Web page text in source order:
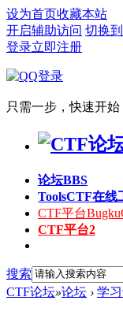
设为首页收藏本站
开启辅助访问 切换
登录立即注册
只需一步，快速开始
论坛BBS
ToolsCTF在线
CTF平台
CTF平台2
搜索
CTF论坛»论坛 › 学